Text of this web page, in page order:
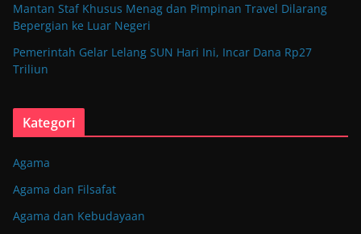
Mantan Staf Khusus Menag dan Pimpinan Travel Dilarang
Bepergian ke Luar Negeri
Pemerintah Gelar Lelang SUN Hari Ini, Incar Dana Rp27
Triliun
Kategori
Agama
Agama dan Filsafat
Agama dan Kebudayaan